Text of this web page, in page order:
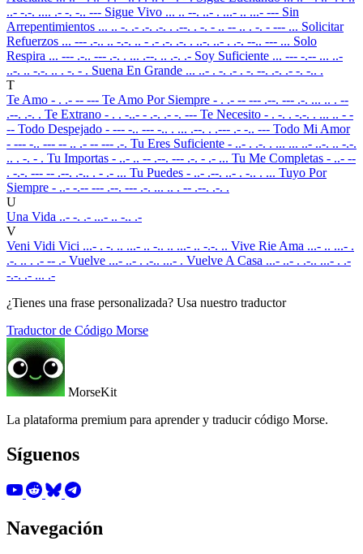
..- -.-. .... .- -. -.. --- Sigue Vivo ... .. --. ..- . ...- .. ...- --- Sin
Arrepentimientos ... .. -. .- .-. .-. . .--. . -. - .. -- .. . -. - --- ... Solicitar
Refuerzos ... --- .-.. .. -.-. .. - .- .-. .-. . ..-. ..- . .-. --.. --- ... Solo
Respira ... --- .-.. --- .-. . ... .--. .. .-. .- Soy Suficiente ... --- -.-- ... ..-
..-. .. -.-. .. . -. - . Suena En Grande ... ..- . -. .- . -. --. .-. .- -. -.. .
T
Te Amo - . .- -- --- Te Amo Por Siempre - . .- -- --- .--. --- .-. ... .. . --
.--. .-. . Te Extrano - . . -..- - .-. .- -. --- Te Necesito - . -. . -.-. . ... .. - -
-- Todo Despejado - --- -.. --- -.. . ... .--. . .--- .- -.. --- Todo Mi Amor
- --- -.. --- -- .. .- -- --- .-. Tu Eres Suficiente - ..- . .-. . ... ... ..- ..-. .. -.-.
.. . -. - . Tu Importas - ..- .. -- .--. --- .-. - .- ... Tu Me Completas - ..- --
. -.-. --- -- .--. .-.. . - .- ... Tu Puedes - ..- .--. ..- . -.. . ... Tuyo Por
Siempre - ..- -.-- --- .--. --- .-. ... .. . -- .--. .-. .
U
Una Vida ..- -. .- ...- .. -.. .-
V
Veni Vidi Vici ...- . -. .. ...- .. -.. .. ...- .. -.-. .. Vive Rie Ama ...- .. ...- .
.-. .. . .- -- .- Vuelve ...- ..- . .-.. ...- . Vuelve A Casa ...- ..- . .-.. ...- . .-
-.-. .- ... .-
¿Tienes una frase personalizada? Usa nuestro traductor
Traductor de Código Morse
MorseKit
La plataforma premium para aprender y traducir código Morse.
Síguenos
Navegación